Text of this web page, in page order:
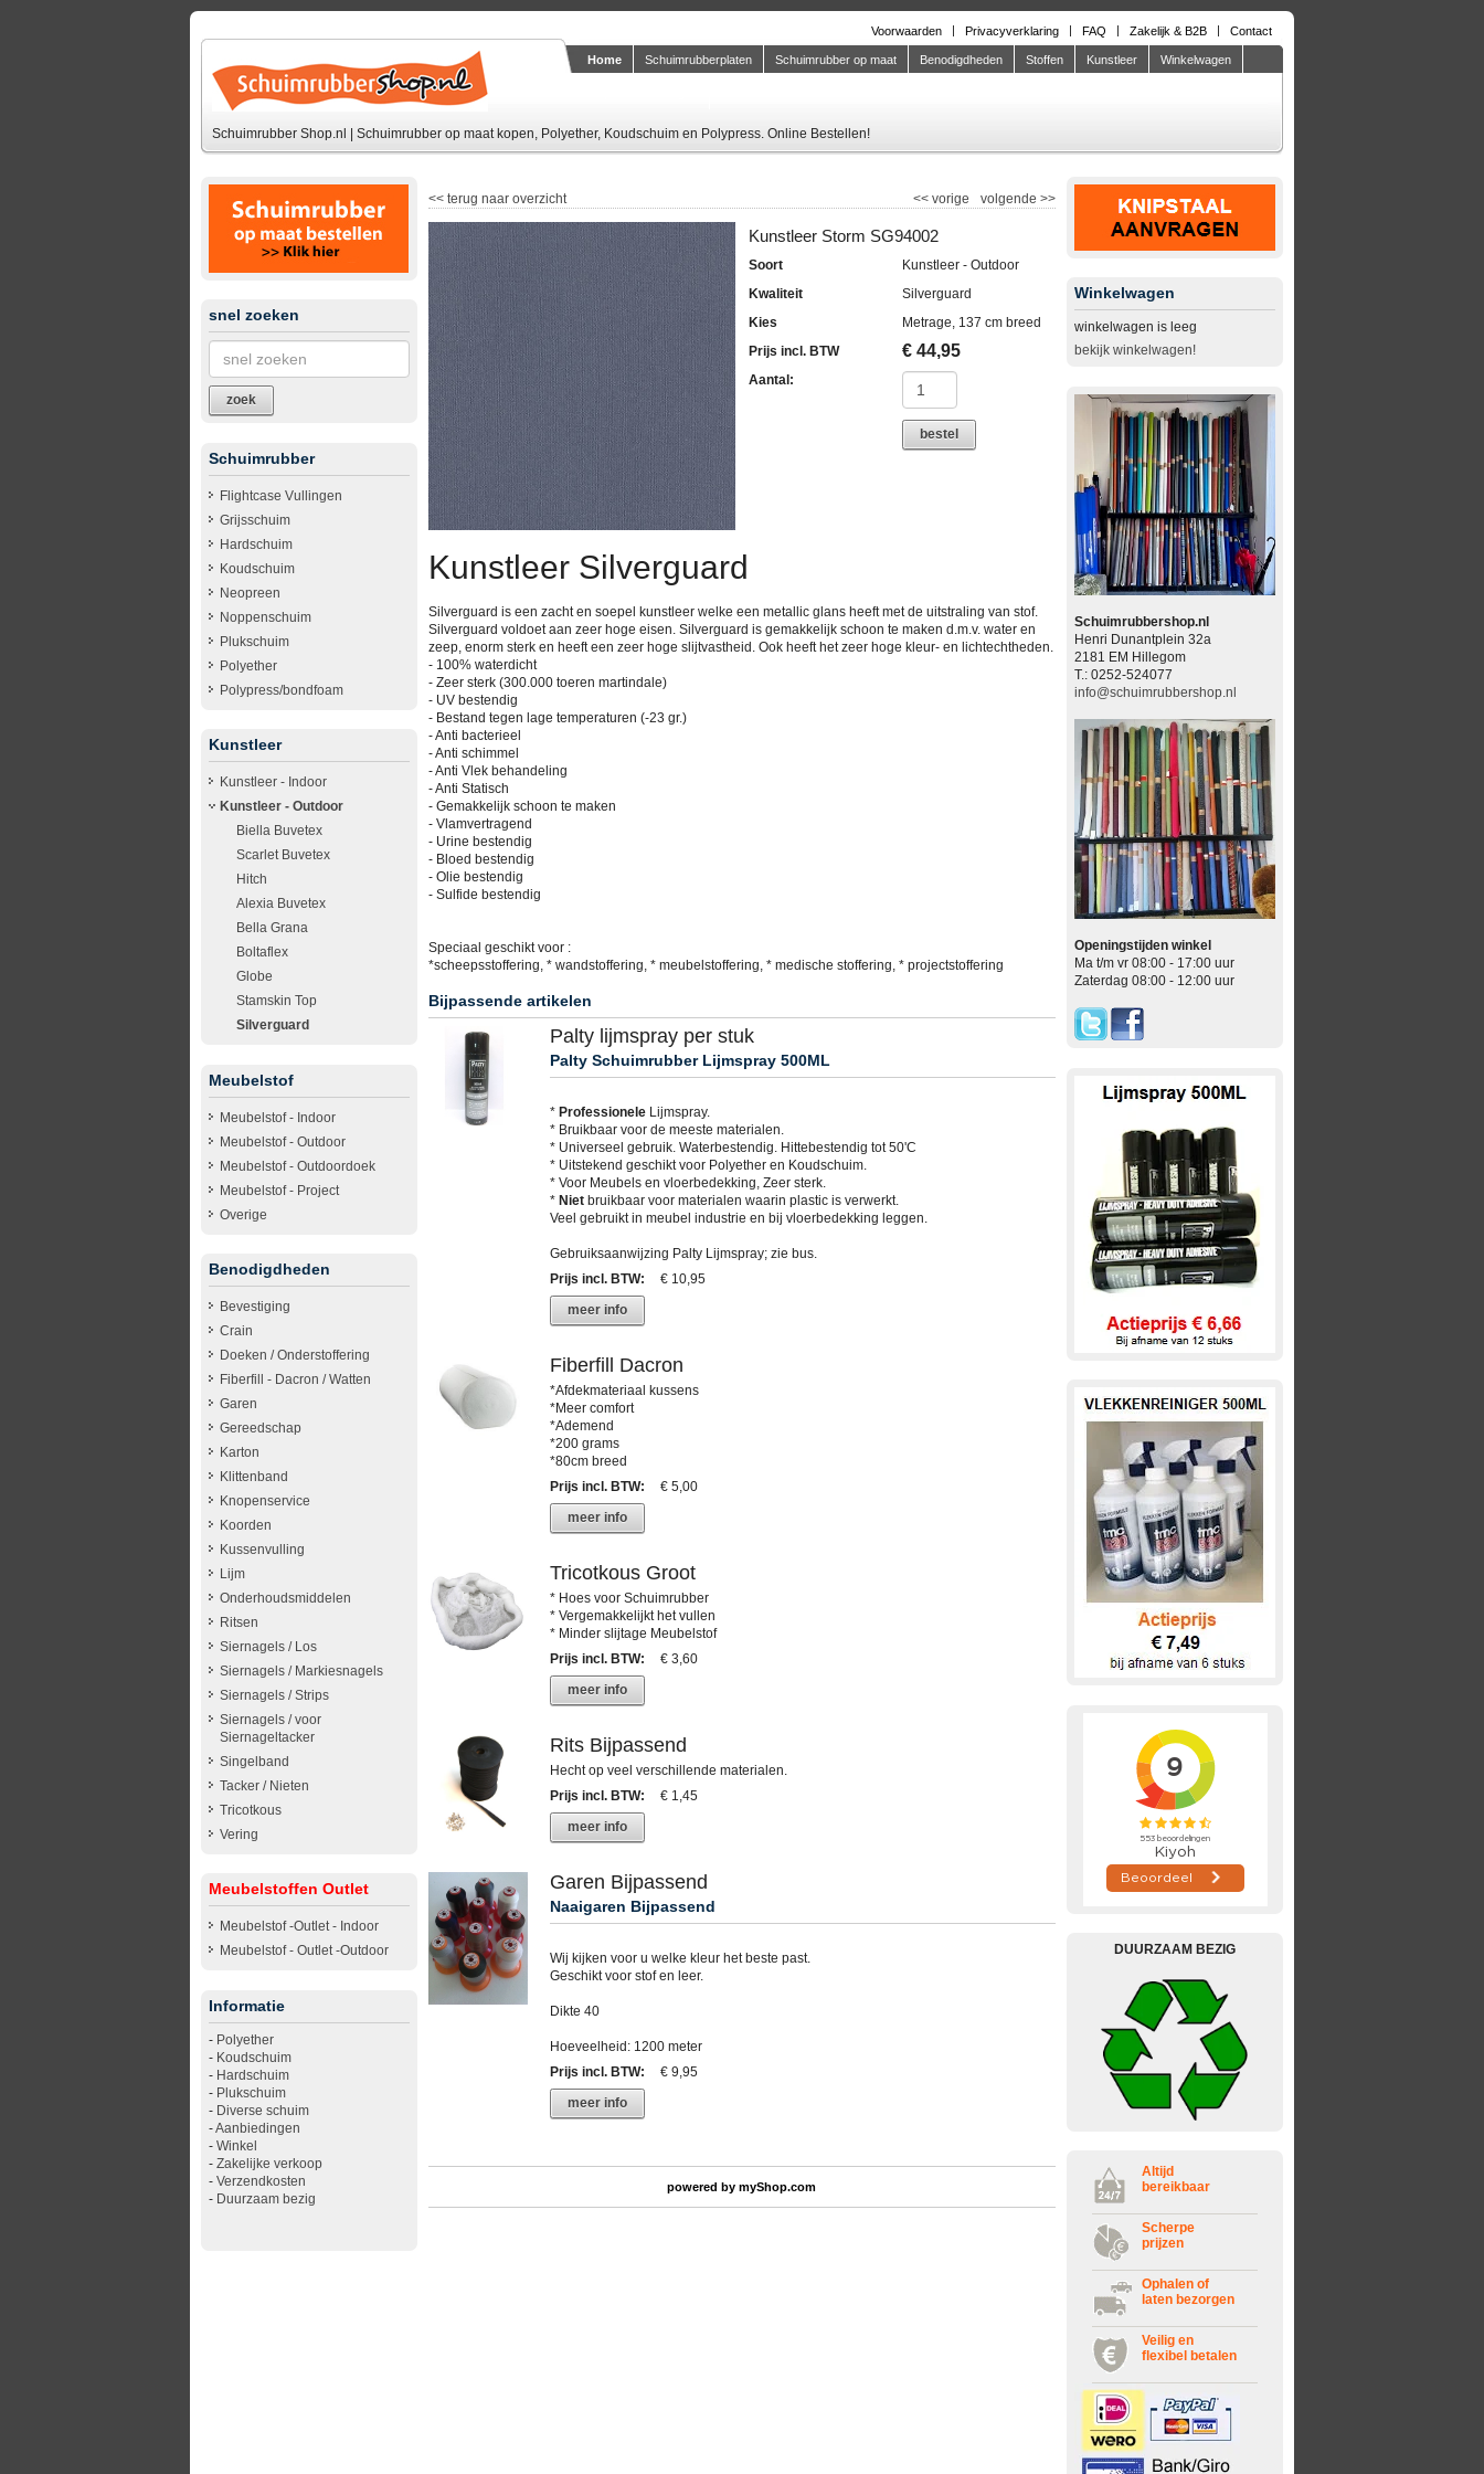
Voorwaarden Privacyverklaring FAQ Zakelijk & B2B Contact
Schuimrubber Shop.nl | Schuimrubber op maat kopen, Polyether, Koudschuim en Polypress. Online Bestellen!
Home Schuimrubberplaten Schuimrubber op maat Benodigdheden Stoffen Kunstleer Winkelwagen
snel zoeken
zoek
Schuimrubber
Flightcase Vullingen
Grijsschuim
Hardschuim
Koudschuim
Neopreen
Noppenschuim
Plukschuim
Polyether
Polypress/bondfoam
Kunstleer
Kunstleer - Indoor
Kunstleer - Outdoor
Biella Buvetex
Scarlet Buvetex
Hitch
Alexia Buvetex
Bella Grana
Boltaflex
Globe
Stamskin Top
Silverguard
Meubelstof
Meubelstof - Indoor
Meubelstof - Outdoor
Meubelstof - Outdoordoek
Meubelstof - Project
Overige
Benodigdheden
Bevestiging
Crain
Doeken / Onderstoffering
Fiberfill - Dacron / Watten
Garen
Gereedschap
Karton
Klittenband
Knopenservice
Koorden
Kussenvulling
Lijm
Onderhoudsmiddelen
Ritsen
Siernagels / Los
Siernagels / Markiesnagels
Siernagels / Strips
Siernagels / voor
Siernageltacker
Singelband
Tacker / Nieten
Tricotkous
Vering
Meubelstoffen Outlet
Meubelstof -Outlet - Indoor
Meubelstof - Outlet -Outdoor
Informatie
- Polyether
- Koudschuim
- Hardschuim
- Plukschuim
- Diverse schuim
-Aanbiedingen
- Winkel
- Zakelijke verkoop
- Verzendkosten
- Duurzaam bezig
<< terug naar overzicht volgende >>
<<vorige
Kunstleer Storm SG94002
Soort
Kunstleer - Outdoor
Kwaliteit
Silverguard
Kies
Metrage, 137 cm breed
Prijs incl. BTW
€ 44,95
Aantal:
bestel
Kunstleer Silverguard
Silverguard is een zacht en soepel kunstleer welke een metallic glans heeft met de uitstraling van stof.
Silverguard voldoet aan zeer hoge eisen. Silverguard is gemakkelijk schoon te maken d.m.v. water en
zeep, enorm sterk en heeft een zeer hoge slijtvastheid. Ook heeft het zeer hoge kleur- en lichtechtheden.
- 100% waterdicht
- Zeer sterk (300.000 toeren martindale)
- UV bestendig
- Bestand tegen lage temperaturen (-23 gr.)
- Anti bacterieel
- Anti schimmel
- Anti Vlek behandeling
- Anti Statisch
- Gemakkelijk schoon te maken
- Vlamvertragend
- Urine bestendig
- Bloed bestendig
- Olie bestendig
- Sulfide bestendig
Speciaal geschikt voor :
*scheepsstoffering, * wandstoffering, * meubelstoffering, * medische stoffering, * projectstoffering
Bijpassende artikelen
Palty lijmspray per stuk
Palty Schuimrubber Lijmspray 500ML
* ProfessioneleLijmspray.
* Bruikbaar voor de meeste materialen.
* Universeel gebruik. Waterbestendig. Hittebestendig tot 50'C
* Uitstekend geschikt voor Polyether en Koudschuim.
* Voor Meubels en vloerbedekking, Zeer sterk.
* Nietbruikbaar voor materialen waarin plastic is verwerkt.
Veel gebruikt in meubel industrie en bij vloerbedekking leggen.
Gebruiksaanwijzing Palty Lijmspray; zie bus.
Prijs incl. BTW:
€ 10,95
meer info
Fiberfill Dacron
*Afdekmateriaal kussens
*Meer comfort
*Ademend
*200 grams
*80cm breed
Prijs incl. BTW:
€ 5,00
meer info
Tricotkous Groot
* Hoes voor Schuimrubber
* Vergemakkelijkt het vullen
* Minder slijtage Meubelstof
Prijs incl. BTW:
€ 3,60
meer info
Rits Bijpassend
Hecht op veel verschillende materialen.
Prijs incl. BTW:
€ 1,45
meer info
Garen Bijpassend
Naaigaren Bijpassend
Wij kijken voor u welke kleur het beste past.
Geschikt voor stof en leer.
Dikte 40
Hoeveelheid: 1200 meter
Prijs incl. BTW:
€ 9,95
meer info
powered bymyShop.com
Winkelwagen
winkelwagen is leeg
bekijk winkelwagen!
Schuimrubbershop.nl
Henri Dunantplein 32a
2181 EM Hillegom
T.: 0252-524077
info@schuimrubbershop.nl
Openingstijden winkel
Ma t/m vr 08:00 - 17:00 uur
Zaterdag 08:00 - 12:00 uur
DUURZAAM BEZIG
Altijd
bereikbaar
Scherpe
prijzen
Ophalen of
laten bezorgen
Veilig en
flexibel betalen